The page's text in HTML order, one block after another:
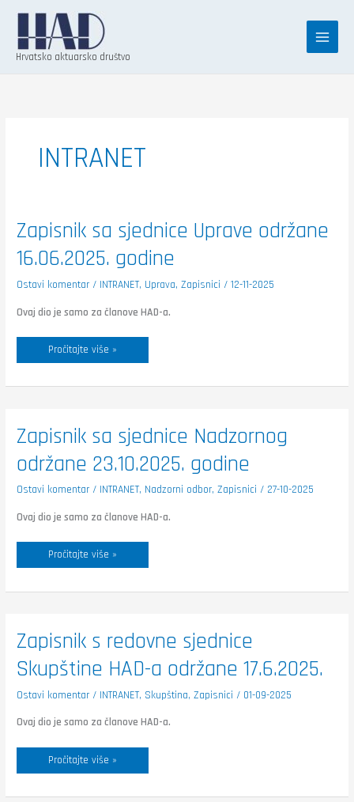
content
Hrvatsko aktuarsko društvo
INTRANET
Zapisnik sa sjednice Uprave održane
16.06.2025. godine
Ostavi komentar / INTRANET, Uprava,Zapisnici /12-11-2025
Ovaj dio je samo za članove HAD-a.
Zapisnik
sa
Uprave
održane
godine
Pročitajte više »
Zapisnik sa sjednice Nadzornog
održane 23.10.2025. godine
Ostavi komentar / INTRANET, Nadzorni odbor,Zapisnici / 27-10-2025
Ovaj dio je samo za članove HAD-a.
Zapisnik
sa
sjednice
Nadzornog
održane
godine
Pročitajte više »
Zapisnik s redovne sjednice
Skupštine HAD-a održane 17.6.2025.
Ostavi komentar / INTRANET, Skupština,Zapisnici / 01-09-2025
Ovaj dio je samo za članove HAD-a.
Zapisnik
s
redovne
sjednice
Skupštine
HAD-
a
17.6.2025.
Pročitajte više »
K
t